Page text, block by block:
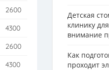
2600
4300
2600
4300
Детская
клинику
внимание
Как
проходит